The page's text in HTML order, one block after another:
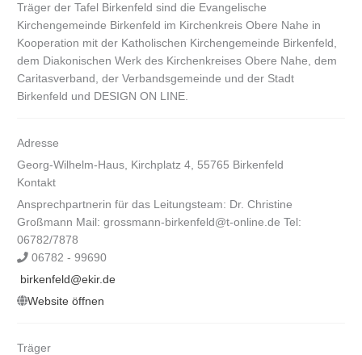
Träger der Tafel Birkenfeld sind die Evangelische
Kirchengemeinde Birkenfeld im Kirchenkreis Obere Nahe in
Kooperation mit der Katholischen Kirchengemeinde Birkenfeld,
dem Diakonischen Werk des Kirchenkreises Obere Nahe, dem
Caritasverband, der Verbandsgemeinde und der Stadt
Birkenfeld und DESIGN ON LINE.
Adresse
Georg-Wilhelm-Haus, Kirchplatz 4, 55765 Birkenfeld
Kontakt
Ansprechpartnerin für das Leitungsteam: Dr. Christine
Großmann Mail: grossmann-birkenfeld@t-online.de Tel:
06782/7878
06782 - 99690
birkenfeld@ekir.de
Website öffnen
Träger